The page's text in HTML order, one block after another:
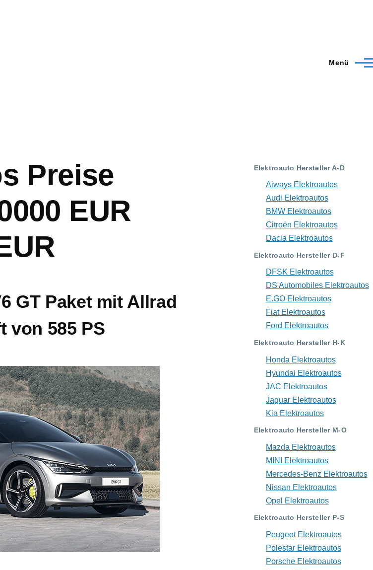
Menü
Preise
EUR
GT Paket mit Allrad
von 585 PS
Elektroauto Hersteller A-D
Aiways Elektroautos
Audi Elektroautos
BMW Elektroautos
Citroën Elektroautos
Dacia Elektroautos
Elektroauto Hersteller D-F
DFSK Elektroautos
DS Automobiles Elektroautos
E.GO Elektroautos
Fiat Elektroautos
Ford Elektroautos
Elektroauto Hersteller H-K
Honda Elektroautos
Hyundai Elektroautos
JAC Elektroautos
Jaguar Elektroautos
Kia Elektroautos
Elektroauto Hersteller M-O
Mazda Elektroautos
MINI Elektroautos
Mercedes-Benz Elektroautos
Nissan Elektroautos
Opel Elektroautos
Elektroauto Hersteller P-S
Peugeot Elektroautos
Polestar Elektroautos
Porsche Elektroautos